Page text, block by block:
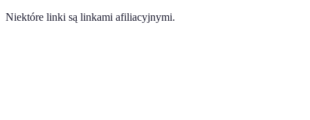
Niektóre linki są linkami afiliacyjnymi.